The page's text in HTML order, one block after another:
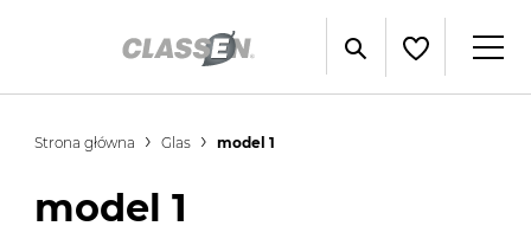
Strona główna Glas model 1
model 1